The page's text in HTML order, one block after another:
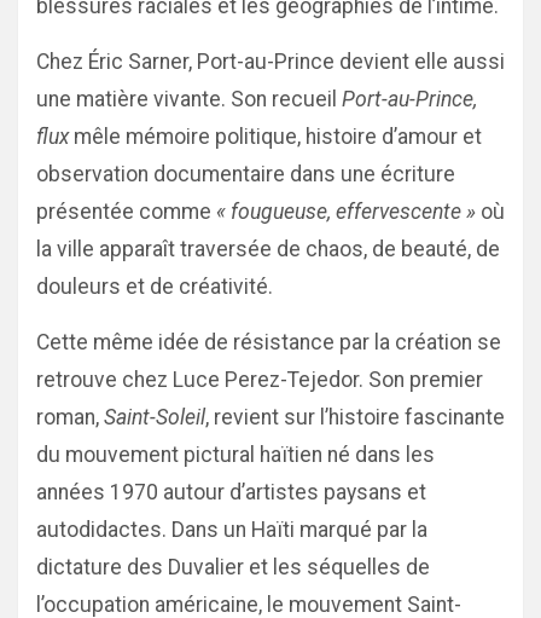
blessures raciales et les géographies de l’intime.
Chez Éric Sarner, Port-au-Prince devient elle aussi
une matière vivante. Son recueil Port-au-Prince,
fluxmêle mémoire politique, histoire d’amour et
observation documentaire dans une écriture
présentée comme « fougueuse, effervescente » où
la ville apparaît traversée de chaos, de beauté, de
douleurs et de créativité.
Cette même idée de résistance par la création se
retrouve chez Luce Perez-Tejedor. Son premier
roman, Saint-Soleil, revient sur l’histoire fascinante
du mouvement pictural haïtien né dans les
années 1970 autour d’artistes paysans et
autodidactes. Dans un Haïti marqué par la
dictature des Duvalier et les séquelles de
l’occupation américaine, le mouvement Saint-